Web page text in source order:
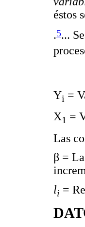
éstos
.5...
Yi =
X1 =
Las
β =
li =